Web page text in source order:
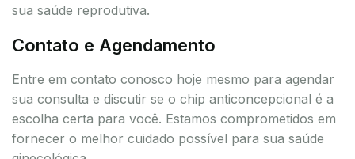
sua saúde reprodutiva.
Contato e Agendamento
Entre em contato conosco hoje mesmo para agendar
sua consulta e discutir se o chip anticoncepcional é a
escolha certa para você. Estamos comprometidos em
fornecer o melhor cuidado possível para sua saúde